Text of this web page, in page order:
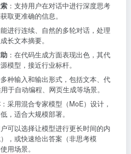
：支持用户在对话中进行深度思考
取更准确的信息。
能进行连续、自然的多轮对话，处理
长文本摘要。
：在代码生成方面表现出色，其代
模型，接近行业标杆。
多种输入和输出形式，包括文本、代
于自动编程、网页生成等场景。
：采用混合专家模型（MoE）设计，
，适合大规模部署。
户可以选择让模型进行更长时间的内
，或快速给出答案（非思考模
用场景。